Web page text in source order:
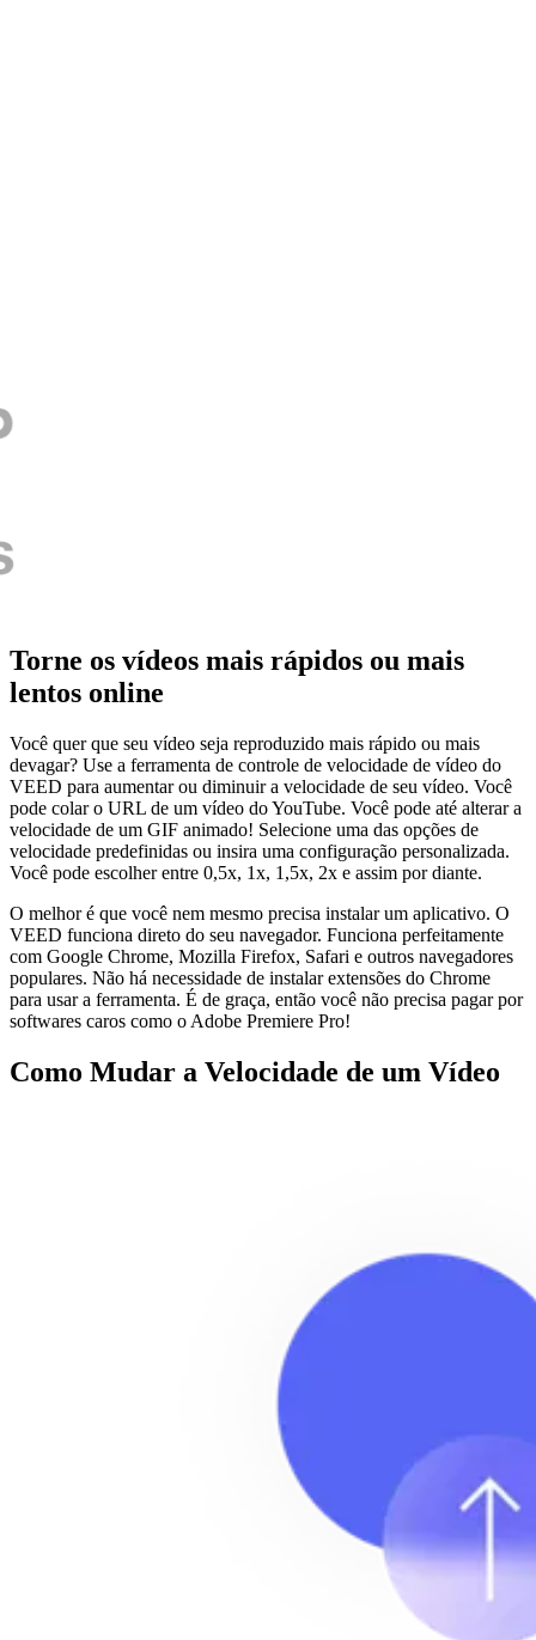
Torne os vídeos mais rápidos ou mais
lentos online
Você quer que seu vídeo seja reproduzido mais rápido ou mais
devagar? Use a ferramenta de controle de velocidade de vídeo do
VEED para aumentar ou diminuir a velocidade de seu vídeo. Você
pode colar o URL de um vídeo do YouTube. Você pode até alterar a
velocidade de um GIF animado! Selecione uma das opções de
velocidade predefinidas ou insira uma configuração personalizada.
Você pode escolher entre 0,5x, 1x, 1,5x, 2x e assim por diante.
O melhor é que você nem mesmo precisa instalar um aplicativo. O
VEED funciona direto do seu navegador. Funciona perfeitamente
com Google Chrome, Mozilla Firefox, Safari e outros navegadores
populares. Não há necessidade de instalar extensões do Chrome
para usar a ferramenta. É de graça, então você não precisa pagar por
softwares caros como o Adobe Premiere Pro!
Como Mudar a Velocidade de um Vídeo